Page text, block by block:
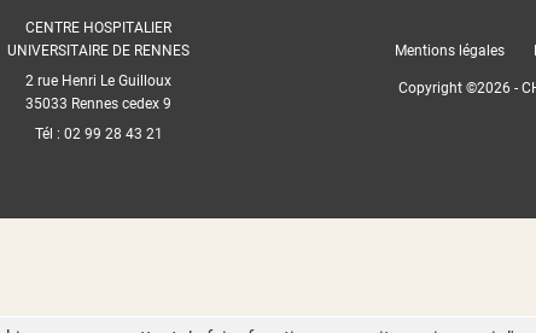
CENTRE HOSPITALIER
UNIVERSITAIRE DE RENNES
2 rue Henri Le Guilloux
35033 Rennes cedex 9
Tél : 02 99 28 43 21
Mentions légales
Copyright ©2026 -